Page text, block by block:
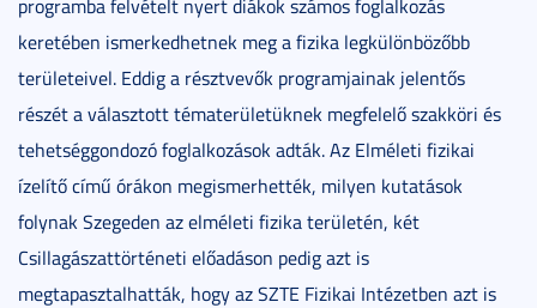
programba felvételt nyert diákok számos foglalkozás
keretében ismerkedhetnek meg a fizika legkülönbözőbb
területeivel. Eddig a résztvevők programjainak jelentős
részét a választott tématerületüknek megfelelő szakköri és
tehetséggondozó foglalkozások adták. Az Elméleti fizikai
ízelítő című órákon megismerhették, milyen kutatások
folynak Szegeden az elméleti fizika területén, két
Csillagászattörténeti előadáson pedig azt is
megtapasztalhatták, hogy az SZTE Fizikai Intézetben azt is